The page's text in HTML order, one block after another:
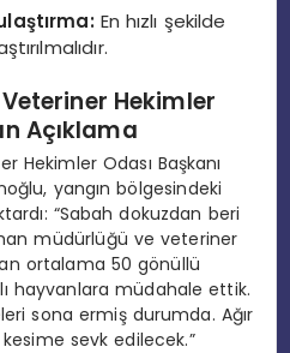
En hızlı şekilde
Hekimler
Açıklama
Hekimler Odası Başkanı
yangın bölgesindeki
“Sabah dokuzdan beri
müdürlüğü ve veteriner
ortalama 50 gönüllü
hayvanlara müdahale ettik.
sona ermiş durumda. Ağır
sevk edilecek.”